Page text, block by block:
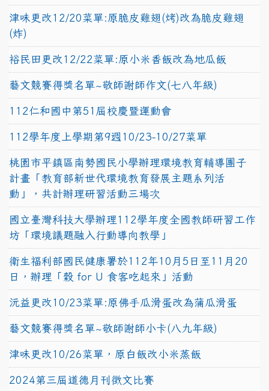
津味更改12/20菜單:原脆皮雞翅(烤)改為脆皮雞翅
(炸)
裕民田更改12/22菜單:原小米香飯改為地瓜飯
藝文競賽得獎名單~敬師謝師作文(七八年級)
112仁和國中第51屆校慶暨運動會
112學年度上學期第9週10/23-10/27菜單
桃園市平鎮區南勢國民小學辦理環境教育輔導團子
計畫「教育部新世代環境教育發展主題系列活
動」，共計辦理研習活動三場次
國立臺灣科技大學辦理112學年度全國教師研習工作
坊「環境議題融入行動導向教學」
衛生福利部國民健康署於112年10月5日至11月20
日，辦理「穀 for U 食客吃起來」活動
沅益更改10/23菜單:原佛手瓜滑蛋改為蒲瓜滑蛋
藝文競賽得獎名單~敬師謝師小卡(八九年級)
津味更改10/26菜單，原白飯改小米蒸飯
2024第三屆道德月刊徵文比賽